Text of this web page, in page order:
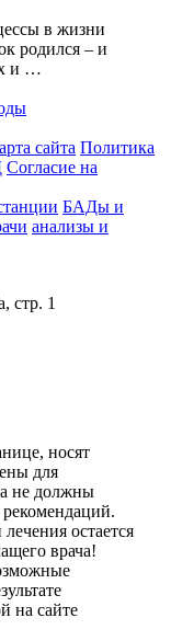
в жизни
родился – и
и …
сайта Политика
Согласие на
БАДы и
анализы и
стр. 1
носят
для
не должны
рекомендаций.
остается
врача!
на сайте